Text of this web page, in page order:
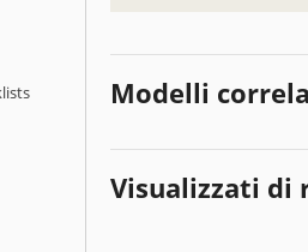
Modelli
Visualizzati di